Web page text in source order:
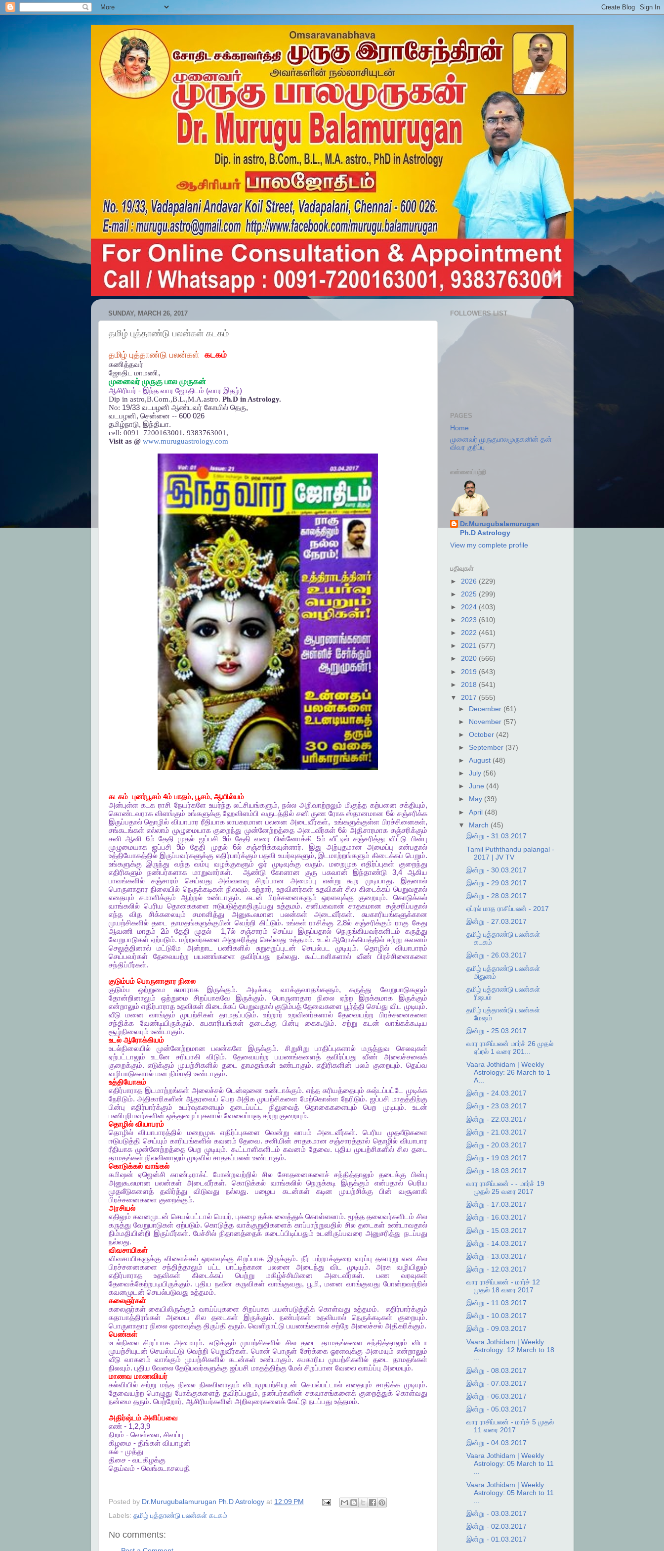
SUNDAY, MARCH 26, 2017
தமிழ் புத்தாண்டு பலன்கள் கடகம்
தமிழ் புத்தாண்டு பலன்கள் கடகம்
கணித்தவர்
ஜோதிட
மாமணி,
முனைவர் முருகு பால முருகன்
ஆசிரியர் - இந்த வார ஜோதிடம் (வார இதழ்)
Dip in astro,B.Com.,B.L.,M.A.astro. Ph.D in Astrology.
No: 19/33 வடபழனி ஆண்டவர் கோயில் தெரு,
வடபழனி, சென்னை -- 600 026
தமிழ்நாடு, இந்தியா.
cell: 0091 7200163001. 9383763001,
Visit as @ www.muruguastrology.com
கடகம் புனர்பூசம்4ம் பாதம், பூசம், ஆயில்யம்
அன்புள்ள கடக ராசி நேயர்களே உயர்ந்த லட்சியங்களும்,நல்ல அறிவாற்றலும் மிகுந்த கற்பனை சக்தியும்,
கொண்டவராக விளங்கும் உங்களுக்கு ஹேவிளம்பி வருடத்தில் சனி ருண ரோக ஸ்தானமான 6ல் சஞ்சரிக்க
இருப்பதால் தொழில் வியாபார ரீதியாக லாபகரமான பலனை அடைவீர்கள், உங்களுக்குள்ள பிரச்சினைகள்,
சங்கடங்கள் எல்லாம் முழுமையாக குறைந்து முன்னேற்றத்தை அடைவீர்கள்6ல் அதிசாரமாக சஞ்சரிக்கும்
சனி
ஆனி 6ம் தேதி முதல் ஜப்பசி 9ம் தேதி வரை பின்னோக்கி 5ம் வீட்டில் சஞ்சரித்து விட்டு
பின்பு
முழுமையாக
ஜப்பசி 9ம் தேதி முதல்6ல் சஞ்சரிக்கவுள்ளார். இது அற்புதமான அமைப்பு
என்பதால்
உத்தியோகத்தில் இருப்பவர்களுக்கு எதிர்பார்க்கும் பதவி உயர்வுகளும், இடமாற்றங்களும் கிடைக்கப் பெறும்.
உங்களுக்கு
இருந்து வந்த வம்பு வழக்குகளும் ஓர் முடிவுக்கு வரும். மறைமுக எதிர்ப்புகள்
குறைந்து
எதிரிகளும்
நண்பர்களாக மாறுவார்கள். ஆண்டு கோளான குரு பகவான் இந்தாண்டு 3,4 ஆகிய
பாவங்களில்
சஞ்சாரம் செய்வது அவ்வளவு சிறப்பான அமைப்பு என்று கூற முடியாது. இதனால்
பொருளாதார நிலையில் நெருக்கடிகள் நிலவும்.உற்றார், உறவினர்கள் உதவிகள் சில கிடைக்கப் பெறுவதால்
எதையும்
சமாளிக்கும் ஆற்றல் உண்டாகும். கடன் பிரச்சனைகளும் ஒரளவுக்கு குறையும். கொடுக்கல்
வாங்கலில் பெரிய தொகைகளை ஈடுபடுத்தாதிருப்பது உத்தமம்.சனிபகவான் சாதகமான
சஞ்சரிப்பதால்
எந்த
வித சிக்கலையும் சமாளித்து அனுகூலமான பலன்கள் அடைவீர்கள். சுபகாரியங்களுக்கான
முயற்சிகளில் தடை தாமதங்களுக்குபின் வெற்றி கிட்டும். உங்கள் ராசிக்கு 2,8ல் சஞ்சரிக்கும் ராகு கேது
ஆவணி
மாதம் 2ம் தேதி முதல்1,7ல் சஞ்சாரம் செய்ய இருப்பதால் நெருங்கியவர்களிடம்
கருத்து
வேறுபாடுகள் ஏற்படும். மற்றவர்களை அனுசரித்து செல்வது உத்தமம். உடல் ஆரோக்கியத்தில் சற்று கவனம்
செலுத்தினால்
மட்டுமே அன்றாட பணிகளில் சுறுசுறுப்புடன் செயல்பட முடியும். தொழில்
வியாபாரம்
செய்பவர்கள்
தேவையற்ற பயணங்களை தவிர்ப்பது நல்லது. கூட்டாளிகளால் வீண்
பிரச்சினைகளை
சந்திப்பீர்கள்.
குடும்பம் பொருளாதார நிலை
குடும்ப
ஒற்றுமை சுமாராக இருக்கும். அடிக்கடி வாக்குவாதங்களும்,கருத்து
வேறுபாடுகளும்
தோன்றினாலும்
ஒற்றுமை சிறப்பாகவே இருக்கும். பொருளாதார நிலை ஏற்ற இறக்கமாக
இருக்கும்
என்றாலும் எதிர்பாராத உதவிகள் கிடைக்கப் பெறுவதால் குடும்பத் தேவைகளை பூர்த்தி செய்து விட முடியும்.
வீடு
மனை வாங்கும் முயற்சிகள் தாமதப்படும். உற்றார் உறவினர்களால் தேவையற்ற
பிரச்சனைகளை
சந்திக்க
வேண்டியிருக்கும். சுபகாரியங்கள் தடைக்கு பின்பு கைகூடும். சற்று கடன்
வாங்கக்கூடிய
சூழ்நிலையும் உண்டாகும்.
உடல் ஆரோக்கியம்
உடல்நிலையில்
முன்னேற்றமான பலன்களே இருக்கும். சிறுசிறு பாதிப்புகளால் மருத்துவ
செலவுகள்
ஏற்பட்டாலும்
உடனே சரியாகி விடும். தேவையற்ற பயணங்களைத் தவிர்ப்பது வீண்
அலைச்சலைக்
குறைக்கும். எடுக்கும் முயற்சிகளில் தடை தாமதங்கள் உண்டாகும்.எதிரிகளின் பலம் குறையும். தெய்வ
வழிபாடுகளால் மன நிம்மதி உண்டாகும்.
உத்தியோகம்
எதிர்பாராத இடமாற்றங்கள் அலைச்சல் டென்ஷனை உண்டாக்கும். எந்த கரியத்தையும் கஷ்டப்பட்டே
முடிக்க
நேரிடும். அதிகாரிகளின் ஆதரவைப் பெற அதிக முயற்சிகளை மேற்கொள்ள நேரிடும். ஜப்பசி மாதத்திற்கு
பின்பு
எதிர்பார்க்கும் உயர்வுகளையும் தடைப்பட்ட நிலுவைத் தொகைகளையும் பெற முடியும். உடன்
பணிபுரிபவர்களின் ஒத்துழைப்புகளால் வேலைப்பளு சற்று குறையும்.
தொழில் வியாபரம்
தொழில்
வியாபாரத்தில் மறைமுக எதிர்ப்புகளை வென்று லாபம் அடைவீர்கள். பெரிய
முதலீடுகளை
ஈடுபடுத்தி செய்யும் காரியங்களில் கவனம் தேவை.சனியின் சாதகமான சஞ்சாரத்தால் தொழில் வியாபார
ரீதியாக முன்னேற்றத்தை பெற முடியும். கூட்டாளிகளிடம் கவனம் தேவை. புதிய முயற்சிகளில் சில தடை
தாமதங்கள் நிலவினாலும் முடிவில் சாதகப்பலன் உண்டாகும்.
கொடுக்கல் வாங்கல்
கமிஷன்
ஏஜென்சி காண்டிராக்ட் போன்றவற்றில் சில சோதனைகளைச் சந்தித்தாலும் தடைக்கு
பின்பு
அனுகூலமான
பலன்கள் அடைவீர்கள். கொடுக்கல் வாங்கலில் நெருக்கடி இருக்கும் என்பதால்
பெரிய
முதலீடுகளைத்
தவிர்த்து விடுவது நல்லது.பழைய கடன்கள் கடின முயற்சிக்கு பின்
வசூலாகி
பிரச்சனைகளை குறைக்கும்.
அரசியல்
எதிலும் கவனமுடன் செயல்பட்டால் பெயர், புகழை தக்க வைத்துக் கொள்ளலாம்.மூத்த தலைவர்களிடம் சில
கருத்து வேறுபாடுகள் ஏற்படும். கொடுத்த வாக்குறுதிகளைக் காப்பாற்றுவதில் சில தடைகள் உண்டாவதால்
நிம்மதியின்றி இருப்பீர்கள். பேச்சில் நிதானத்தைக் கடைப்பிடிப்பதும் உடனிருப்பவரை அனுசரித்து நடப்பது
நல்லது.
விவசாயிகள்
விவசாயிகளுக்கு விளைச்சல் ஒரளவுக்கு சிறப்பாக இருக்கும். நீர் பற்றாக்குறை வரப்பு தகாரறு என சில
பிரச்சனைகளை
சந்தித்தாலும் பட்ட பாட்டிற்கான பலனை அடைந்து விட முடியும்.அரசு
வழியிலும்
எதிர்பாராத
உதவிகள் கிடைக்கப் பெற்று மகிழ்ச்சியினை அடைவீர்கள். பண
வரவுகள்
தேவைக்கேற்றபடியிருக்கும். புதிய நவீன கருவிகள் வாங்குவது, பூமி, மனை வாங்குவது போன்றவற்றில்
கவனமுடன் செயல்படுவது உத்தமம்.
கலைஞர்கள்
கலைஞர்கள் கையிலிருக்கும் வாய்ப்புகளை சிறப்பாக பயன்படுத்திக் கொள்வது உத்தமம். எதிர்பார்க்கும்
கதாபாத்திரங்கள்
அமைய சில தடைகள் இருக்கும்.நண்பர்கள் உதவியால் நெருக்கடிகள் குறையும்.
பொருளாதார நிலை ஒரளவுக்கு திருப்தி தரும். வெளிநாட்டு பயணங்களால் சற்றே அலைச்சல் அதிகரிக்கும்.
பெண்கள்
உடல்நிலை சிறப்பாக அமையும். எடுக்கும் முயற்சிகளில் சில தடை தாமதங்களை சந்தித்தாலும்
விடா
முயற்சியுடன் செயல்பட்டு வெற்றி பெறுவீர்கள். பொன் பொருள் சேர்க்கை ஓரளவுக்கு அமையும் என்றாலும்
வீடு வாகனம் வாங்கும் முயற்சிகளில் கடன்கள் உண்டாகும்.சுபகாரிய முயற்சிகளில் தடை
தாமதங்கள்
நிலவும். புதிய வேலை தேடுபவர்களுக்கு ஜப்பசி மாதத்திற்கு மேல் சிறப்பான வேலை வாய்ப்பு அமையும்.
மாணவ மாணவியர்
கல்வியில் சற்று மந்த நிலை நிலவினாலும் விடாமுயற்சியுடன் செயல்பட்டால் எதையும் சாதிக்க முடியும்.
தேவையற்ற பொழுது போக்குகளைத் தவிர்ப்பதும்,நண்பர்களின் சகவாசங்களைக் குறைத்துக் கொள்வது
நன்மை தரும். பெற்றோர், ஆசிரியர்களின் அறிவுரைகளைக் கேட்டு நடப்பது உத்தமம்.
அதிர்ஷ்டம் அளிப்பவை
எண்- 1,2,3,9
நிறம் - வெள்ளை, சிவப்பு
கிழமை - திங்கள் வியாழன்
கல்- முத்து
திசை- வடகிழக்கு
தெய்வம் - வெங்கடாசலபதி
Posted by Dr.Murugubalamurugan Ph.D Astrology at 12:09 PM
Labels: தமிழ் புத்தாண்டு பலன்கள் கடகம்
No comments:
FOLLOWERS LIST
PAGES
Home
முனைவர் முருகுபாலமுருகனின் தன்
விவர குறிப்பு
என்னைப்பற்றி
Dr.Murugubalamurugan
Ph.D Astrology
View my complete profile
பதிவுகள்
► 2026 (229)
► 2025 (299)
► 2024 (403)
► 2023 (610)
► 2022 (461)
► 2021 (577)
► 2020 (566)
► 2019 (643)
► 2018 (541)
▼ 2017 (555)
► December (61)
► November (57)
► October (42)
► September (37)
► August (48)
► July (56)
► June (44)
►
May (39)
► April (48)
▼ March (45)
இன்று - 31.03.2017
Tamil Puththandu palangal -
2017 | JV TV
இன்று - 30.03.2017
இன்று - 29.03.2017
இன்று - 28.03.2017
ஏப்ரல் மாத ராசிப்பலன் - 2017
இன்று - 27.03.2017
தமிழ் புத்தாண்டு பலன்கள்
கடகம்
இன்று - 26.03.2017
தமிழ் புத்தாண்டு பலன்கள்
மிதுனம்
தமிழ் புத்தாண்டு பலன்கள்
ரிஷபம்
தமிழ் புத்தாண்டு பலன்கள்
மேஷம்
இன்று - 25.03.2017
வார ராசிப்பலன் மார்ச் 26 முதல்
ஏப்ரல் 1 வரை 201...
Vaara Jothidam | Weekly
Astrology: 26 March to 1
A...
இன்று - 24.03.2017
இன்று - 23.03.2017
இன்று - 22.03.2017
இன்று - 21.03.2017
இன்று - 20.03.2017
இன்று - 19.03.2017
இன்று - 18.03.2017
வார ராசிப்பலன் - - மார்ச் 19
முதல் 25 வரை 2017
இன்று - 17.03.2017
இன்று - 16.03.2017
இன்று - 15.03.2017
இன்று - 14.03.2017
இன்று - 13.03.2017
இன்று - 12.03.2017
வார ராசிப்பலன் - மார்ச் 12
முதல் 18 வரை 2017
இன்று - 11.03.2017
இன்று - 10.03.2017
இன்று - 09.03.2017
Vaara Jothidam | Weekly
Astrology: 12 March to 18
இன்று - 08.03.2017
இன்று - 07.03.2017
இன்று - 06.03.2017
இன்று - 05.03.2017
வார ராசிப்பலன் - மார்ச் 5 முதல்
11 வரை 2017
இன்று - 04.03.2017
Vaara Jothidam | Weekly
Astrology: 05 March to 11
...
Vaara Jothidam | Weekly
Astrology: 05 March to 11
இன்று - 03.03.2017
இன்று - 02.03.2017
இன்று - 01.03.2017